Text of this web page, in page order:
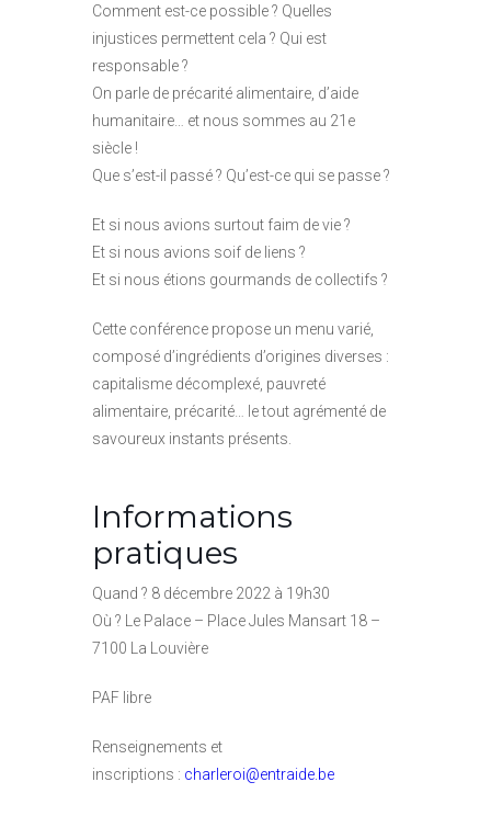
Comment est-ce possible ? Quelles
injustices permettent cela ? Qui est
responsable ?
On parle de précarité alimentaire, d’aide
humanitaire… et nous sommes au 21e
siècle !
Que s’est-il passé ? Qu’est-ce qui se passe ?
Et si nous avions surtout faim de vie ?
Et si nous avions soif de liens ?
Et si nous étions gourmands de collectifs ?
Cette conférence propose un menu varié,
composé d’ingrédients d’origines diverses :
capitalisme décomplexé, pauvreté
alimentaire, précarité… le tout agrémenté de
savoureux instants présents.
Informations
pratiques
Quand ? 8 décembre 2022 à 19h30
Où ? Le Palace – Place Jules Mansart 18 –
7100 La Louvière
PAF libre
Renseignements et
inscriptions : charleroi@entraide.be